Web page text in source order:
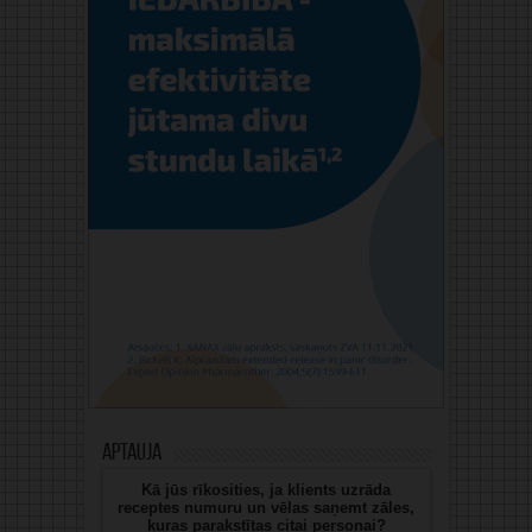
Aptauja
Kā jūs rīkosities, ja klients uzrāda
receptes numuru un vēlas saņemt zāles,
kuras parakstītas citai personai?